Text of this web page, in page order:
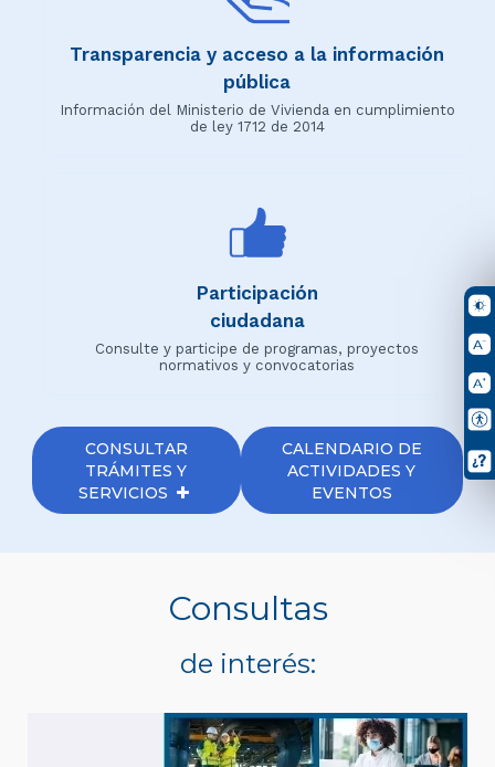
Transparencia y acceso a la información
pública
Información del Ministerio de Vivienda en cumplimiento
de ley 1712 de 2014
Participación
ciudadana
Consulte y participe de programas, proyectos
normativos y convocatorias
CONSULTAR
TRÁMITES Y
SERVICIOS
CALENDARIO DE
ACTIVIDADES Y
EVENTOS
Consultas
de interés: